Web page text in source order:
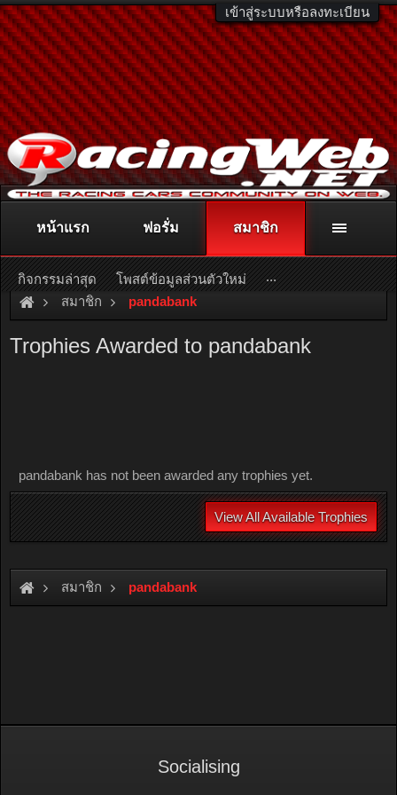
เข้าสู่ระบบหรือลงทะเบียน
ติดต่อลงโฆษณา racingweb@gmail.comหรือโทร. 081-811-1138
หรืออ่านรายละเอียดเพิ่มเติม คลิกที่นี่
สมาชิก pandabank
Trophies Awarded to pandabank
pandabank has not been awarded any trophies yet.
View All Available Trophies
สมาชิก pandabank
หน้าแรก ฟอรั่ม สมาชิก
กิจกรรมล่าสุด โพสต์ข้อมูลส่วนตัวใหม่ ...
Socialising